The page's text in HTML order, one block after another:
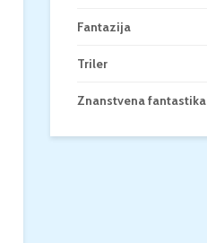
Fantazija
Triler
Znanstvena fantastika